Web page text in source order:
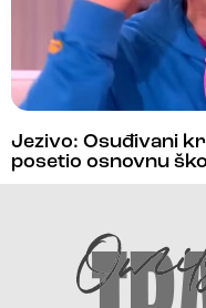
Jezivo: Osuđivani
posetio osnovnu